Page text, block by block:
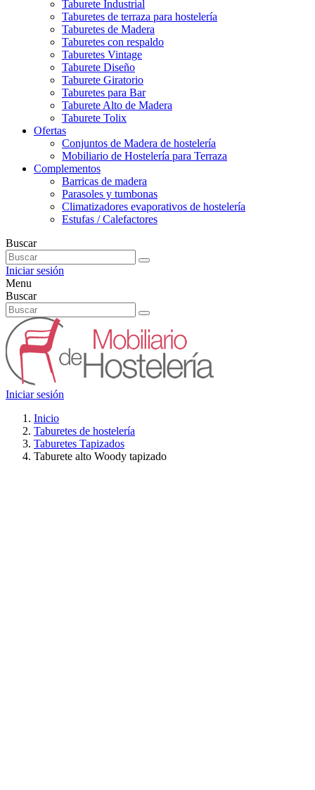
Taburete Industrial
Taburetes de terraza para hostelería
Taburetes de Madera
Taburetes con respaldo
Taburetes Vintage
Taburete Diseño
Taburete Giratorio
Taburetes para Bar
Taburete Alto de Madera
Taburete Tolix
Ofertas
Conjuntos de Madera de hostelería
Mobiliario de Hostelería para Terraza
Complementos
Barricas de madera
Parasoles y tumbonas
Climatizadores evaporativos de hostelería
Estufas / Calefactores
Buscar
Iniciar sesión
Menu
Buscar
Iniciar sesión
Inicio
Taburetes de hostelería
Taburetes Tapizados
Taburete alto Woody tapizado